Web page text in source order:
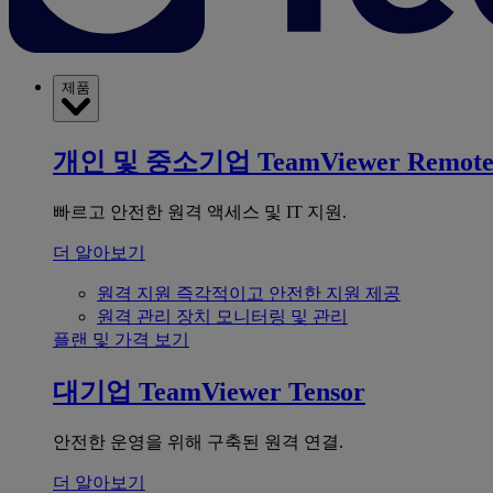
제품
개인 및 중소기업 TeamViewer Remote
빠르고 안전한 원격 액세스 및 IT 지원.
더 알아보기
원격 지원 즉각적이고 안전한 지원 제공
원격 관리 장치 모니터링 및 관리
플랜 및 가격 보기
대기업 TeamViewer Tensor
안전한 운영을 위해 구축된 원격 연결.
더 알아보기